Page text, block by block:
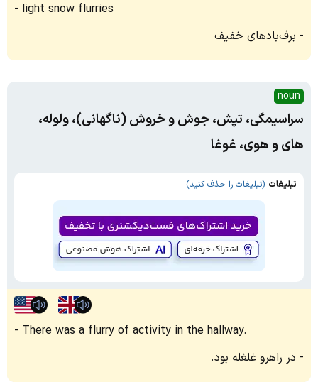
light snow flurries
برف‌بادهای خفیف
noun
سراسیمگی، تپش، جوش و خروش (ناگهانی)، ولوله،
های و هوی، غوغا
تبلیغات (تبلیغات را حذف کنید)
There was a flurry of activity in the hallway.
در راهرو غلغله بود.